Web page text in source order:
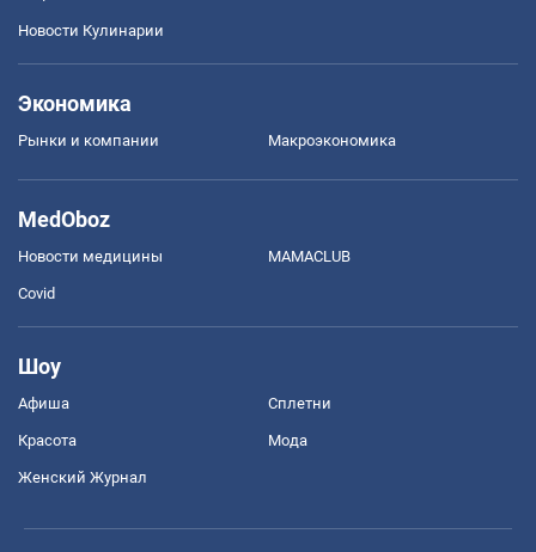
Новости Кулинарии
Экономика
Рынки и компании Mакроэкономика
MedOboz
Новости медицины MAMACLUB
Covid
Шоу
Афиша Сплетни
Красота Мода
Женский Журнал